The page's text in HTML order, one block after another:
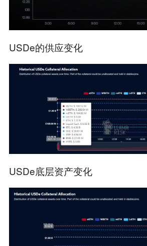
USDe的供应变化
USDe底层资产变化